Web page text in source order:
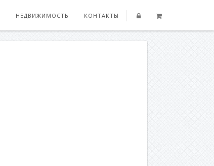
НЕДВИЖИМОСТЬ КОНТАКТЫ